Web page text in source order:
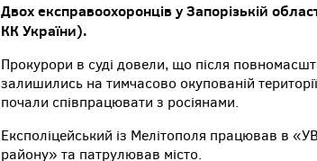
Двох експравоохоронців у Запорізькій
КК України).
Прокурори в суді довели, що після
залишились на тимчасово окупованій
почали співпрацювати з росіянами.
Експоліцейський із Мелітополя працював в
району» та патрулював місто.